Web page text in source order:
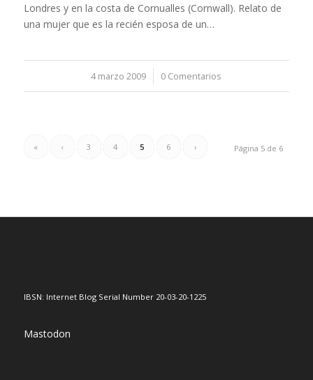
Londres y en la costa de Cornualles (Cornwall). Relato de
una mujer que es la recién esposa de un…
4 marzo 2009
/ 0 Comentarios
Página 5 de 6
« ‹ 3 4 5 6 ›
IBSN: Internet Blog Serial Number 20-03-20-1225
Mastodon